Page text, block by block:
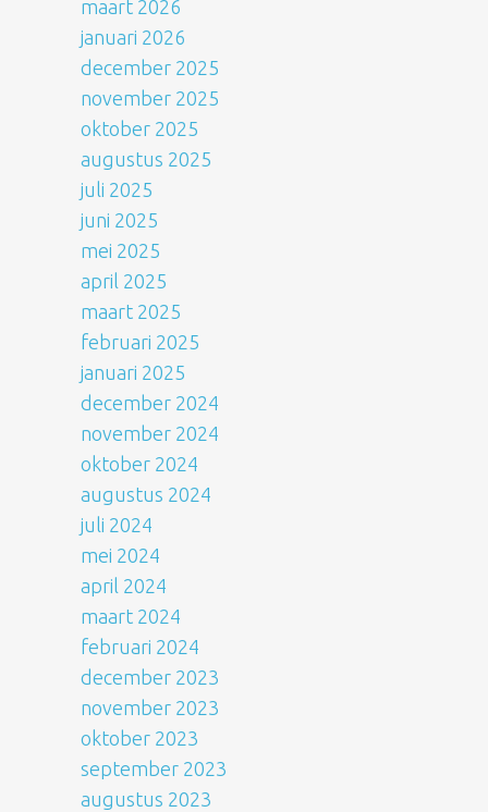
maart 2026
januari 2026
december 2025
november 2025
oktober 2025
augustus 2025
juli 2025
juni 2025
mei 2025
april 2025
maart 2025
februari 2025
januari 2025
december 2024
november 2024
oktober 2024
augustus 2024
juli 2024
mei 2024
april 2024
maart 2024
februari 2024
december 2023
november 2023
oktober 2023
september 2023
augustus 2023